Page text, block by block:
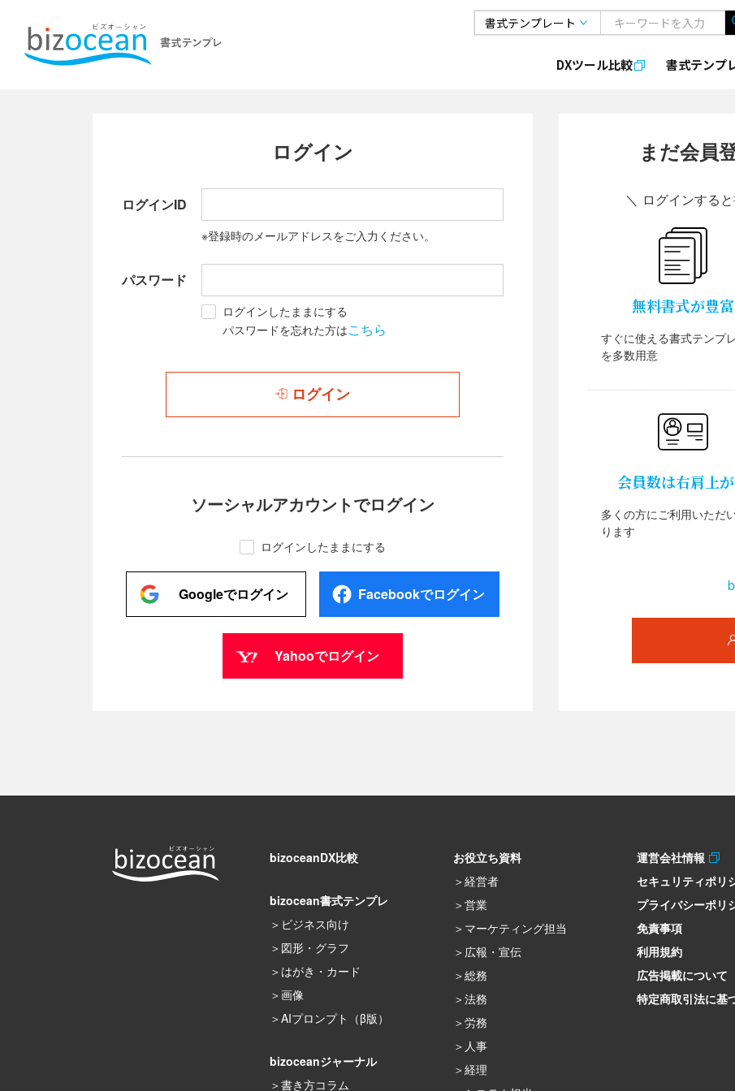
DXツール比較 書式テンプ
ログイン
ログインID
※登録時のメールアドレスをご入力ください。
パスワード
ログインしたままにする
パスワードを忘れた方はこちら
ログイン
ソーシャルアカウントでログイン
ログインしたままにする
Googleでログイン Facebookでログイン
Yahooでログイン
まだ会員
＼ ログインする
無料書式が豊富
すぐに使える書式テンプ
を多数用意
会員数は右肩上
多くの方にご利用いただ
ります
bizoceanDX比較
bizocean書式テンプレ
ビジネス向け
図形・グラフ
はがき・カード
画像
AIプロンプト（β版）
bizoceanジャーナル
書き方コラム
お役立ち資料
経営者
営業
マーケティング担当
広報・宣伝
総務
法務
労務
人事
経理
運営会社情報
セキュリティポリ
プライバシーポリ
免責事項
利用規約
広告掲載について
特定商取引法に基